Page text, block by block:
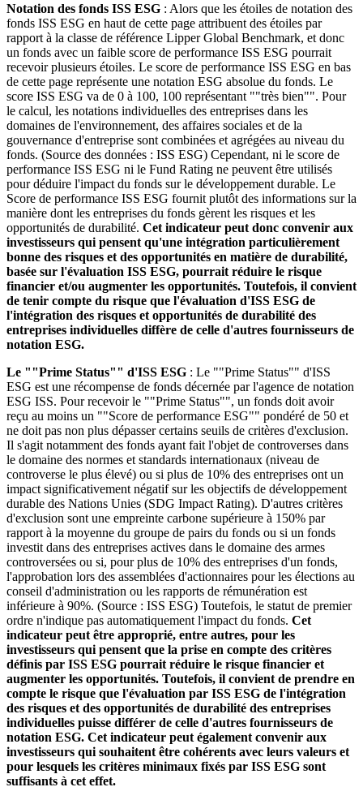
Notation des fonds ISS ESG : Alors que les étoiles de notation des
fonds ISS ESG en haut de cette page attribuent des étoiles par
rapport à la classe de référence Lipper Global Benchmark, et donc
un fonds avec un faible score de performance ISS ESG pourrait
recevoir plusieurs étoiles. Le score de performance ISS ESG en bas
de cette page représente une notation ESG absolue du fonds. Le
score ISS ESG va de 0 à 100, 100 représentant ""très bien"". Pour
le calcul, les notations individuelles des entreprises dans les
domaines de l'environnement, des affaires sociales et de la
gouvernance d'entreprise sont combinées et agrégées au niveau du
fonds. (Source des données : ISS ESG) Cependant, ni le score de
performance ISS ESG ni le Fund Rating ne peuvent être utilisés
pour déduire l'impact du fonds sur le développement durable. Le
Score de performance ISS ESG fournit plutôt des informations sur la
manière dont les entreprises du fonds gèrent les risques et les
opportunités de durabilité. Cet indicateur peut donc convenir aux
investisseurs qui pensent qu'une intégration particulièrement
bonne des risques et des opportunités en matière de durabilité,
basée sur l'évaluation ISS ESG, pourrait réduire le risque
financier et/ou augmenter les opportunités. Toutefois, il convient
de tenir compte du risque que l'évaluation d'ISS ESG de
l'intégration des risques et opportunités de durabilité des
entreprises individuelles diffère de celle d'autres fournisseurs de
notation ESG.
Le ""Prime Status"" d'ISS ESG : Le ""Prime Status"" d'ISS
ESG est une récompense de fonds décernée par l'agence de notation
ESG ISS. Pour recevoir le ""Prime Status"", un fonds doit avoir
reçu au moins un ""Score de performance ESG"" pondéré de 50 et
ne doit pas non plus dépasser certains seuils de critères d'exclusion.
Il s'agit notamment des fonds ayant fait l'objet de controverses dans
le domaine des normes et standards internationaux (niveau de
controverse le plus élevé) ou si plus de 10% des entreprises ont un
impact significativement négatif sur les objectifs de développement
durable des Nations Unies (SDG Impact Rating). D'autres critères
d'exclusion sont une empreinte carbone supérieure à 150% par
rapport à la moyenne du groupe de pairs du fonds ou si un fonds
investit dans des entreprises actives dans le domaine des armes
controversées ou si, pour plus de 10% des entreprises d'un fonds,
l'approbation lors des assemblées d'actionnaires pour les élections au
conseil d'administration ou les rapports de rémunération est
inférieure à 90%. (Source : ISS ESG) Toutefois, le statut de premier
ordre n'indique pas automatiquement l'impact du fonds. Cet
indicateur peut être approprié, entre autres, pour les
investisseurs qui pensent que la prise en compte des critères
définis par ISS ESG pourrait réduire le risque financier et
augmenter les opportunités. Toutefois, il convient de prendre en
compte le risque que l'évaluation par ISS ESG de l'intégration
des risques et des opportunités de durabilité des entreprises
individuelles puisse différer de celle d'autres fournisseurs de
notation ESG. Cet indicateur peut également convenir aux
investisseurs qui souhaitent être cohérents avec leurs valeurs et
pour lesquels les critères minimaux fixés par ISS ESG sont
suffisants à cet effet.